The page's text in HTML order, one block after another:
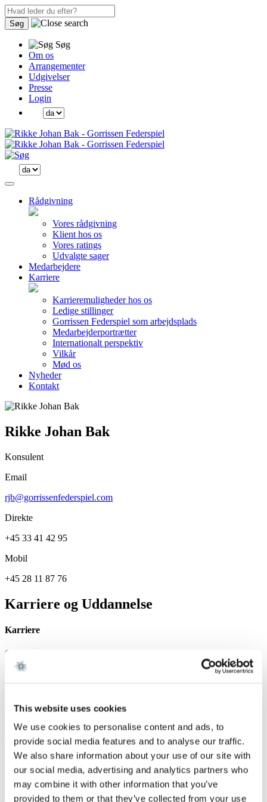
This website uses cookies
We use cookies to personalise content and ads, to
provide social media features and to analyse our traffic.
We also share information about your use of our site with
our social media, advertising and analytics partners who
may combine it with other information that you’ve
provided to them or that they’ve collected from your use
Søg
Søg
Om os
Arrangementer
Udgivelser
Presse
Login
Rådgivning
Vores rådgivning
Klient hos os
Vores ratings
Udvalgte sager
Medarbejdere
Karriere
Karrieremuligheder hos os
Ledige stillinger
Gorrissen Federspiel som arbejdsplads
Medarbejderportrætter
Internationalt perspektiv
Vilkår
Mød os
Nyheder
Kontakt
Rikke Johan Bak
Konsulent
Email
rjb@gorrissenfederspiel.com
Direkte
+45 33 41 42 95
Mobil
+45 28 11 87 76
Karriere og Uddannelse
Karriere
Gorrissen Federspiel 2025 -
Danske Rederier 2022 - 2025
Erhvervsstyrelsen 2020 - 2022
Cand.ling.merc. i engelsk og europæiske studier, Copenhagen
Business School 2013
Specialer